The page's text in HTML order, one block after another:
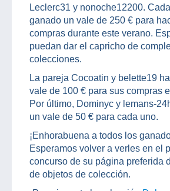
Leclerc31 y nonoche12200.
ganado un vale de 250 € para
compras durante este verano.
puedan dar el capricho de
colecciones.
La pareja Cocoatin y belette19
vale de 100 € para sus compras
Por último, Dominyc y lemans-
un vale de 50 € para cada uno.
¡Enhorabuena a todos los
Esperamos volver a verles en el
concurso de su página preferida
de objetos de colección.